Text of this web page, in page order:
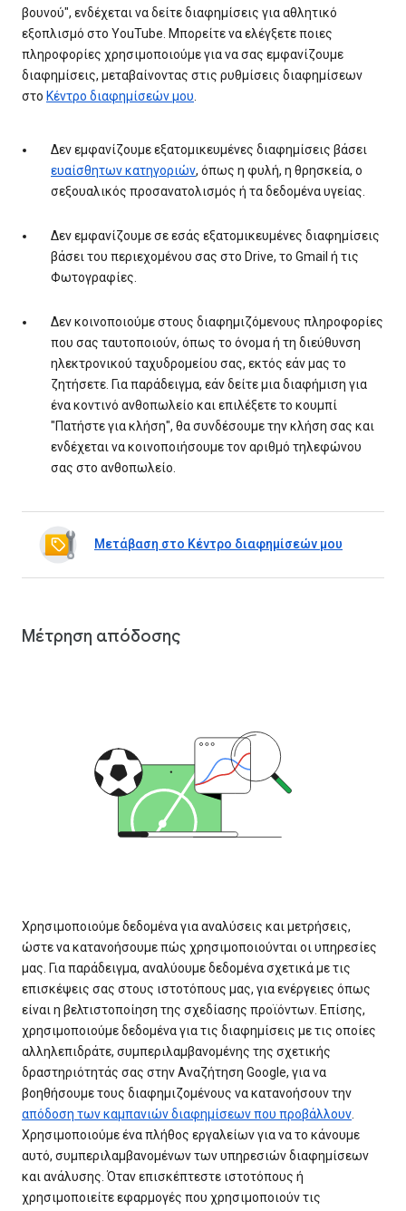
βουνού", ενδέχεται να δείτε διαφημίσεις για αθλητικό
εξοπλισμό στο YouTube. Μπορείτε να ελέγξετε ποιες
πληροφορίες χρησιμοποιούμε για να σας εμφανίζουμε
διαφημίσεις, μεταβαίνοντας στις ρυθμίσεις διαφημίσεων
στο Κέντρο διαφημίσεών μου
Δεν εμφανίζουμε εξατομικευμένες διαφημίσεις βάσει
ευαίσθητων κατηγοριών, όπως η φυλή, η θρησκεία, ο
σεξουαλικός προσανατολισμός ή τα δεδομένα υγείας.
Δεν εμφανίζουμε σε εσάς εξατομικευμένες διαφημίσεις
βάσει του περιεχομένου σας στο Drive, το Gmail ή τις
Φωτογραφίες.
Δεν κοινοποιούμε στους διαφημιζόμενους πληροφορίες
που σας ταυτοποιούν, όπως το όνομα ή τη διεύθυνση
ηλεκτρονικού ταχυδρομείου σας, εκτός εάν μας το
ζητήσετε. Για παράδειγμα, εάν δείτε μια διαφήμιση για
ένα κοντινό ανθοπωλείο και επιλέξετε το κουμπί
"Πατήστε για κλήση", θα συνδέσουμε την κλήση σας και
ενδέχεται να κοινοποιήσουμε τον αριθμό τηλεφώνου
σας στο ανθοπωλείο.
Μετάβαση στο Κέντρο διαφημίσεών μου
Μέτρηση απόδοσης
Χρησιμοποιούμε δεδομένα για αναλύσεις και μετρήσεις,
ώστε να κατανοήσουμε πώς χρησιμοποιούνται οι υπηρεσίες
μας. Για παράδειγμα, αναλύουμε δεδομένα σχετικά με τις
επισκέψεις σας στους ιστοτόπους μας, για ενέργειες όπως
είναι η βελτιστοποίηση της σχεδίασης προϊόντων. Επίσης,
χρησιμοποιούμε δεδομένα για τις διαφημίσεις με τις οποίες
αλληλεπιδράτε, συμπεριλαμβανομένης της σχετικής
δραστηριότητάς σας στην Αναζήτηση Google, για να
βοηθήσουμε τους διαφημιζομένους να κατανοήσουν την
απόδοση των καμπανιών διαφημίσεων που προβάλλουν.
Χρησιμοποιούμε ένα πλήθος εργαλείων για να το κάνουμε
αυτό, συμπεριλαμβανομένων των υπηρεσιών διαφημίσεων
και ανάλυσης. Όταν επισκέπτεστε ιστοτόπους ή
χρησιμοποιείτε εφαρμογές που χρησιμοποιούν τις